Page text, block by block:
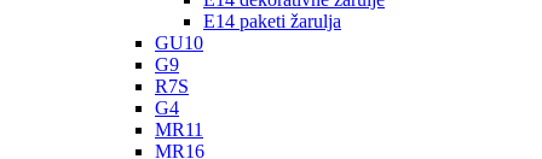
E14 paketi žarulja
GU10
G9
R7S
G4
MR11
MR16